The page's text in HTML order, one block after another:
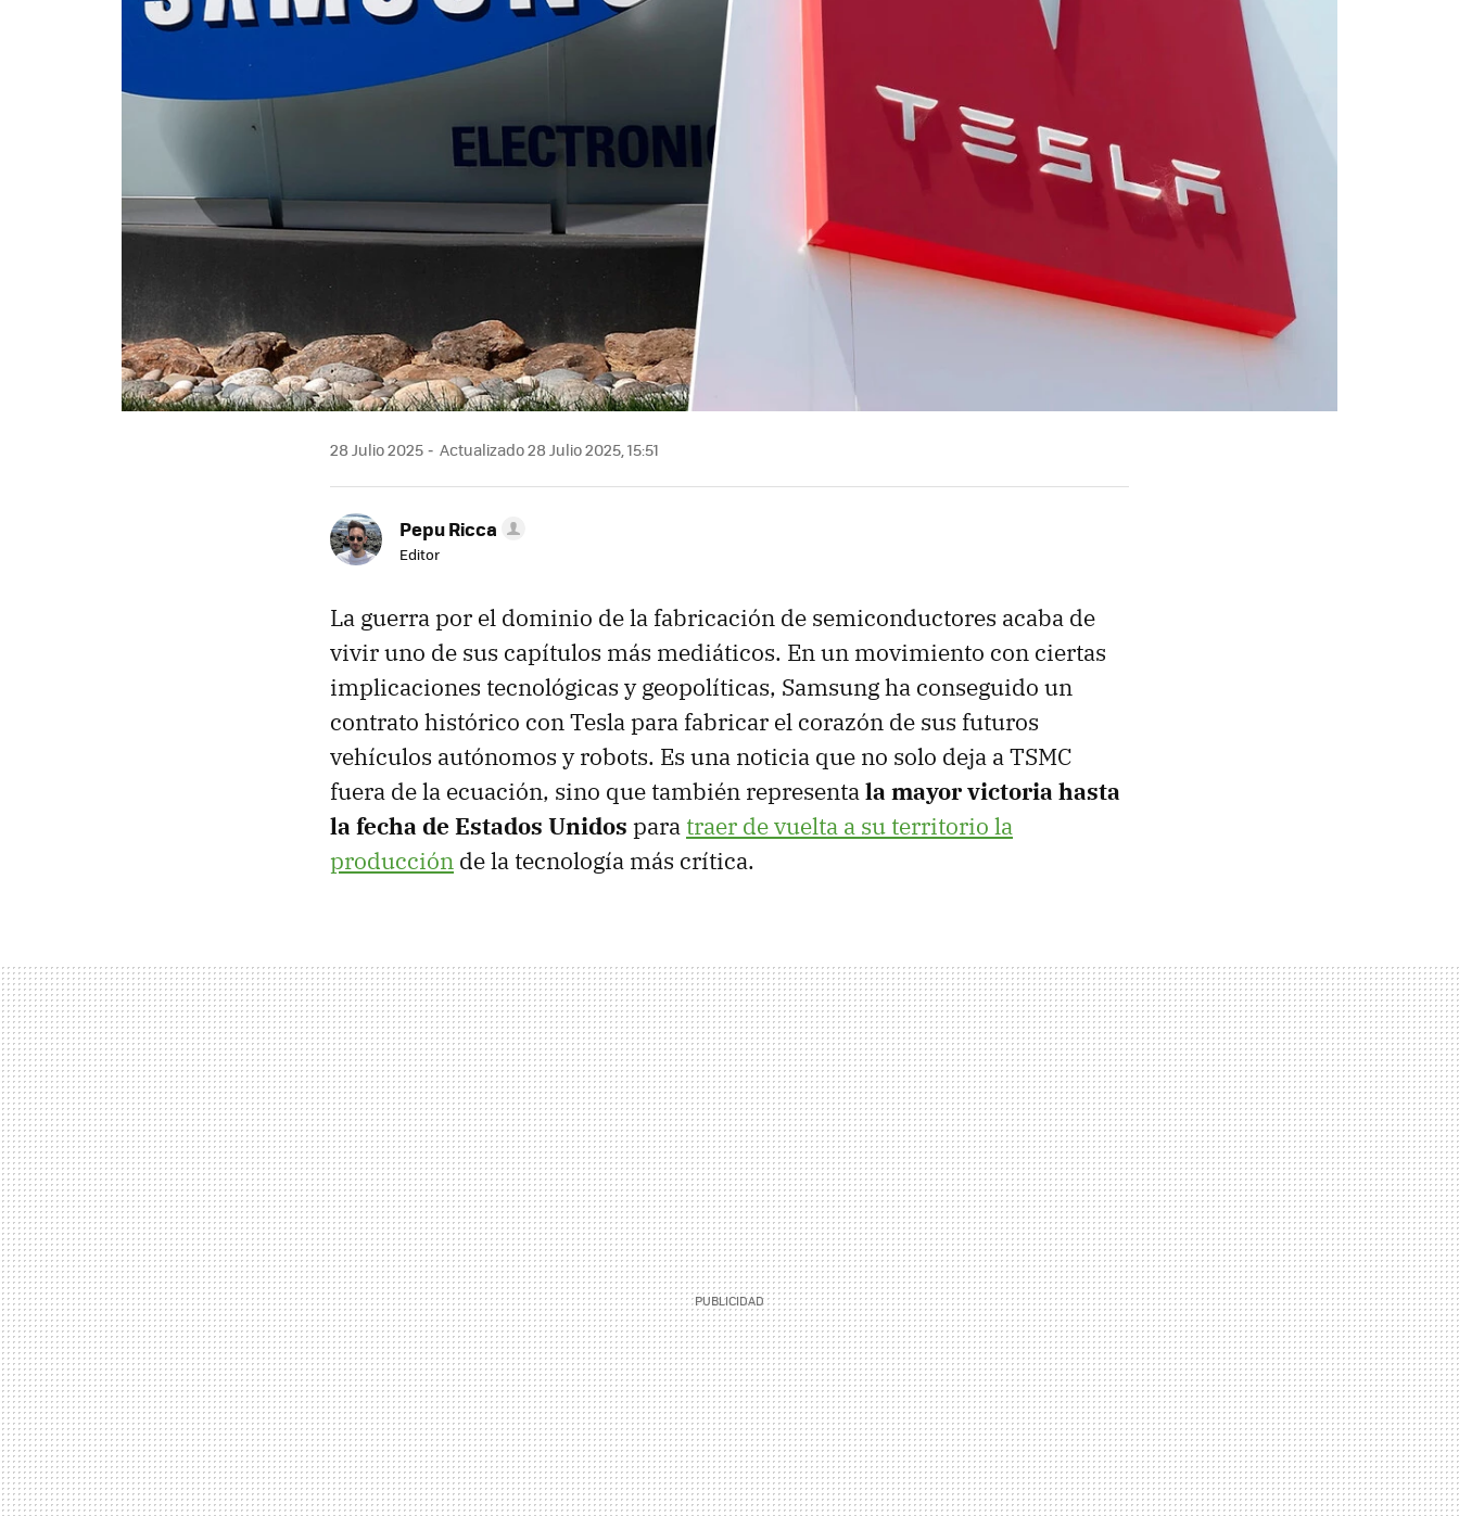
28 Julio 2025 Actualizado 28 Julio 2025, 15:51
Pepu Ricca
Editor
La guerra por el dominio de la fabricación de semiconductores acaba de
vivir uno de sus capítulos más mediáticos. En un movimiento con ciertas
implicaciones tecnológicas y geopolíticas, Samsung ha conseguido un
contrato histórico con Tesla para fabricar el corazón de sus futuros
vehículos autónomos y robots. Es una noticia que no solo deja a TSMC
fuera de la ecuación, sino que también representala mayor victoria hasta
la fecha de Estados Unidos para traer de vuelta a su territorio la
producción de la tecnología más crítica.